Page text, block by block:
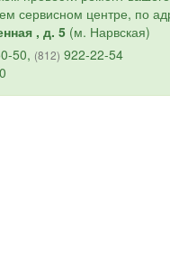
сервисном центре, по
, д. 5(м. Нарвская)
50, (812) 922-22-54